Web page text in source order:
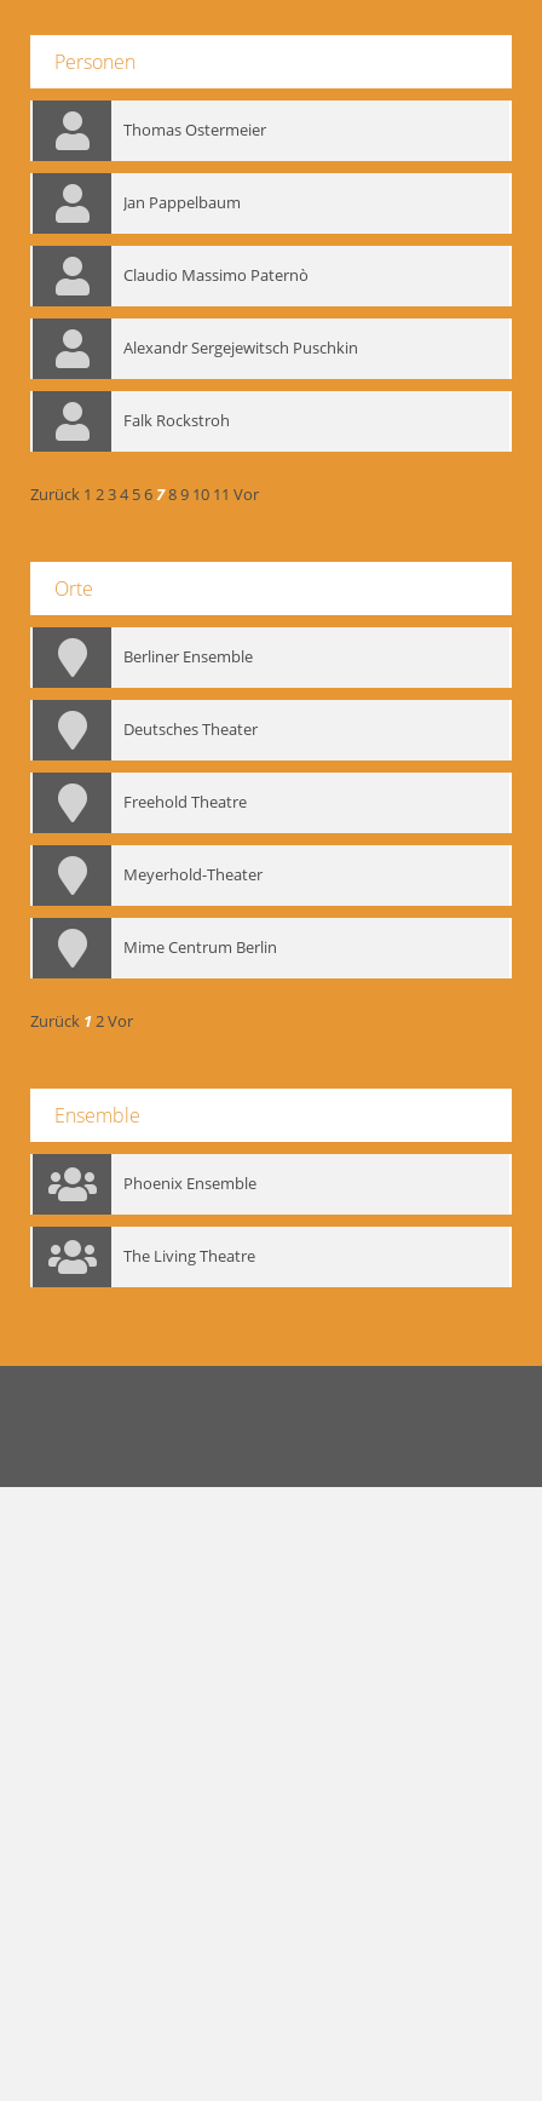
Personen
Thomas Ostermeier
Jan Pappelbaum
Claudio Massimo Paternò
Alexandr Sergejewitsch Puschkin
Falk Rockstroh
Zurück 1 234 56789 10 11 Vor
Orte
Berliner Ensemble
Deutsches Theater
Freehold Theatre
Meyerhold-Theater
Mime Centrum Berlin
Zurück 12Vor
Ensemble
Phoenix Ensemble
The Living Theatre